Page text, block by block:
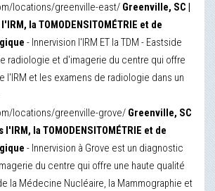
locations/greenville-east/ Greenville, SC |
la TOMODENSITOMÉTRIE et de
- Innervision l'IRM ET la TDM - Eastside
radiologie et d'imagerie du centre qui offre
l'IRM et les examens de radiologie dans un
locations/greenville-grove/ Greenville, SC
la TOMODENSITOMÉTRIE et de
- Innervision à Grove est un diagnostic
du centre qui offre une haute qualité
la Médecine Nucléaire, la Mammographie et